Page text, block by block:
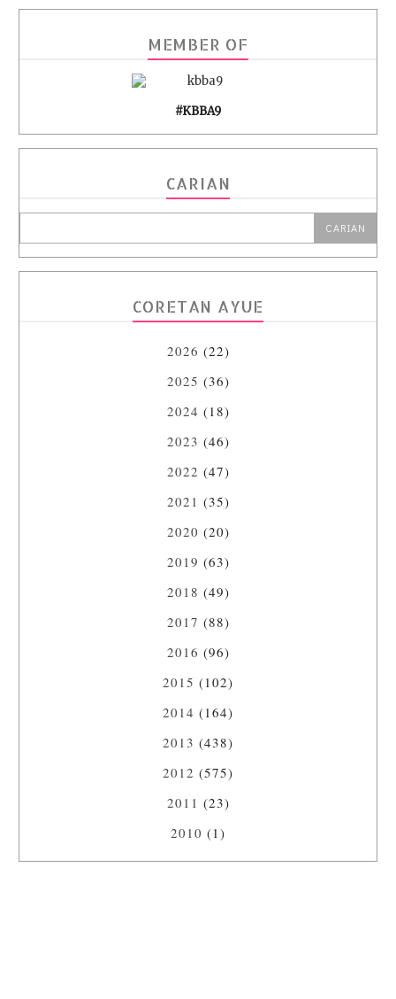
MEMBER OF
#KBBA9
CARIAN
CORETAN AYUE
2026 (22)
2025 (36)
2024 (18)
2023 (46)
2022 (47)
2021 (35)
2020 (20)
2019 (63)
2018 (49)
2017 (88)
2016 (96)
2015 (102)
2014 (164)
2013 (438)
2012 (575)
2011 (23)
2010 (1)